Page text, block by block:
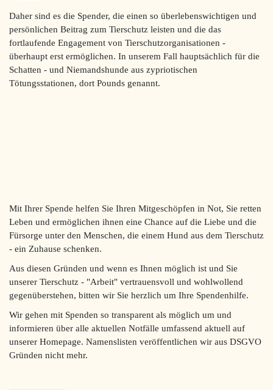
Daher sind es die Spender, die einen so überlebenswichtigen und
persönlichen Beitrag zum Tierschutz leisten und die das
fortlaufende Engagement von Tierschutzorganisationen -
überhaupt erst ermöglichen. In unserem Fall hauptsächlich für die
Schatten - und Niemandshunde aus zypriotischen
Tötungsstationen, dort Pounds genannt.
Mit Ihrer Spende helfen Sie Ihren Mitgeschöpfen in Not, Sie retten
Leben und ermöglichen ihnen eine Chance auf die Liebe und die
Fürsorge unter den Menschen, die einem Hund aus dem Tierschutz
- ein Zuhause schenken.
Aus diesen Gründen und wenn es Ihnen möglich ist und Sie
unserer Tierschutz - "Arbeit" vertrauensvoll und wohlwollend
gegenüberstehen, bitten wir Sie herzlich um Ihre Spendenhilfe.
Wir gehen mit Spenden so transparent als möglich um und
informieren über alle aktuellen Notfälle umfassend aktuell auf
unserer Homepage. Namenslisten veröffentlichen wir aus DSGVO
Gründen nicht mehr.